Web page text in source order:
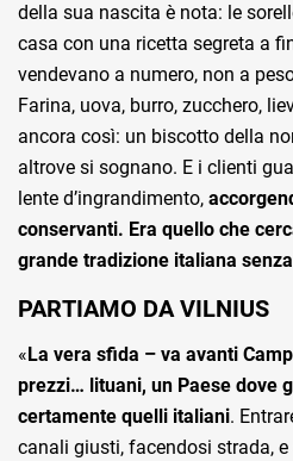
della sua nascita è nota: le
casa con una ricetta segreta a
vendevano a numero, non a
Farina, uova, burro, zucchero,
ancora così: un biscotto della
altrove si sognano. E i clienti
lente d’ingrandimento,
conservanti. Era quello che
grande tradizione italiana
PARTIAMO DA VILNIUS
«La vera sfida – va avanti
prezzi… lituani, un Paese dove
certamente quelli italiani.
canali giusti, facendosi strada,